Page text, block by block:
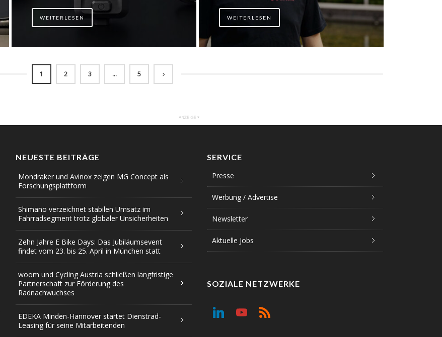
WEITERLESEN WEITERLESEN
1 2 3 … 5
NEUESTE BEITRÄGE
Mondraker und Avinox zeigen MG Concept als
Forschungsplattform
Shimano verzeichnet stabilen Umsatz im
Fahrradsegment trotz globaler Unsicherheiten
Zehn Jahre E Bike Days: Das Jubiläumsevent
findet vom 23. bis 25. April in München statt
woom und Cycling Austria schließen langfristige
Partnerschaft zur Förderung des
Radnachwuchses
EDEKA Minden-Hannover startet Dienstrad-
Leasing für seine Mitarbeitenden
SERVICE
Presse
Werbung / Advertise
Newsletter
Aktuelle Jobs
SOZIALE NETZWERKE